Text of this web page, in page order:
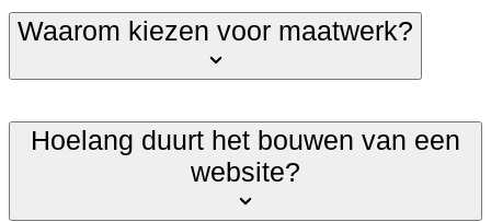
Waarom kiezen voor maatwerk?
Hoelang duurt het bouwen van een
website?